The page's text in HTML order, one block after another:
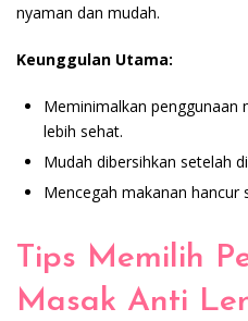
nyaman dan mudah.
Keunggulan Utama:
Meminimalkan penggunaan
lebih sehat.
Mudah dibersihkan setelah
Mencegah makanan hancur
Tips Memilih
Masak Anti